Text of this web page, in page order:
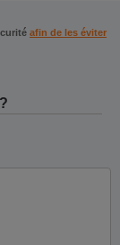
afin de les éviter